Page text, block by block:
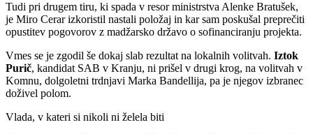
Tudi pri drugem tiru, ki spada v resor ministrstva Alenke Bratušek,
je Miro Cerar izkoristil nastali položaj in kar sam poskušal preprečiti
opustitev pogovorov z madžarsko državo o sofinanciranju projekta.
Vmes se je zgodil še dokaj slab rezultat na lokalnih volitvah. Iztok
Purič, kandidat SAB v Kranju, ni prišel v drugi krog, na volitvah v
Komnu, dolgoletni trdnjavi Marka Bandellija, pa je njegov izbranec
doživel polom.
Vlada, v kateri si nikoli ni želela biti